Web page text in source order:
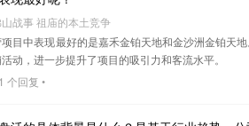
战事 祖庙的本土竞争
项目中表现最好的是嘉禾金铂天地和金沙洲金铂天
动，进一步提升了项目的吸引力和客流水平。
个回复 •